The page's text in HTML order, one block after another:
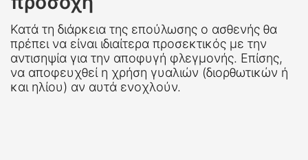
Κατά τη διάρκεια της επούλωσης ο ασθενής θα
πρέπει να είναι ιδιαίτερα προσεκτικός με την
αντισηψία για την αποφυγή φλεγμονής. Επίσης,
να αποφευχθεί η χρήση γυαλιών (διορθωτικών ή
και ηλίου) αν αυτά ενοχλούν.